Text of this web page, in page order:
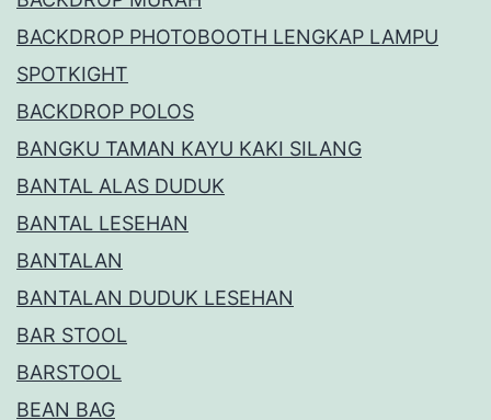
BACKDROP PHOTOBOOTH LENGKAP LAMPU
SPOTKIGHT
BACKDROP POLOS
BANGKU TAMAN KAYU KAKI SILANG
BANTAL ALAS DUDUK
BANTAL LESEHAN
BANTALAN
BANTALAN DUDUK LESEHAN
BAR STOOL
BARSTOOL
BEAN BAG